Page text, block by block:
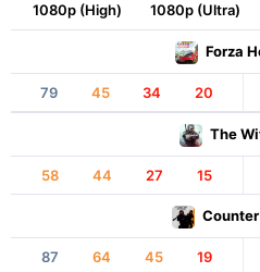
1080p (High) 1080p (Ultra)
Forza
79 45 34 20
The
58 44 27 15
87 64 45 19